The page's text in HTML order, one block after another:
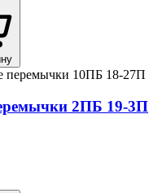
2ПБ 19⁠-⁠3П